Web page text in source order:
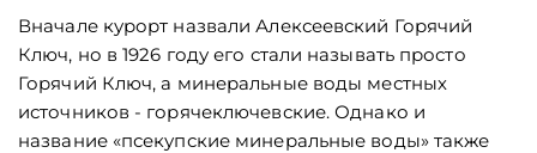
Вначале курорт назвали Алексеевский Горячий
Ключ, но в 1926 году его стали называть просто
Горячий Ключ, а минеральные воды местных
источников - горячеключевские. Однако и
название «псекупские минеральные воды» также